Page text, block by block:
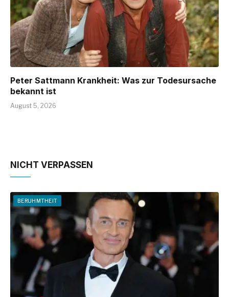
Peter Sattmann Krankheit: Was zur Todesursache
bekannt ist
August 5, 2026
NICHT VERPASSEN
BERUHMTHEIT